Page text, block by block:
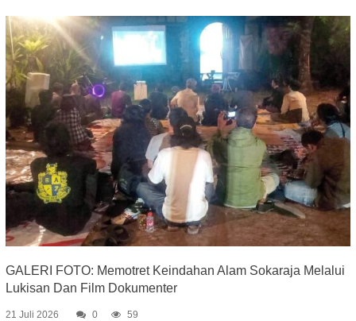
GALERI FOTO: Memotret Keindahan Alam Sokaraja Melalui
Lukisan Dan Film Dokumenter
21 Juli 2026 0 59